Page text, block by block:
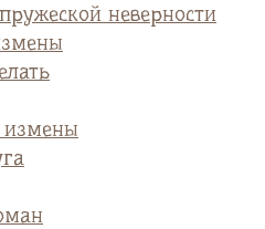
неверности
измены